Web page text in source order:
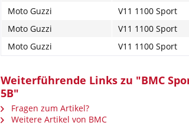
Moto Guzzi V11 1100 Sport
Moto Guzzi
V11 1100 Sport
Moto Guzzi
V11 1100 Sport
Weiterführende Links zu "BMC
5B"
Fragen zum Artikel?
Weitere Artikel von BMC